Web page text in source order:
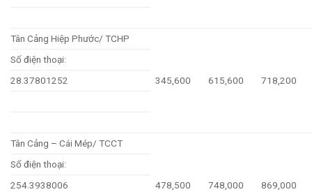
Tân Cảng Hiệp Phước/ TCHP
345,600 615,600 718,200
Số điện thoại:
28.37801252
Tân Cảng – Cái Mép/ TCCT
478,500 748,000 869,000
Số điện thoại:
254.3938006